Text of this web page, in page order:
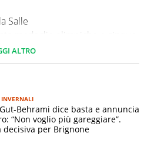
Salle
medaglie olimpiche e cinque
combinata a
nello slalom gigante a
di due Coppe del Mondo
ad essersi aggiudicata il
ALTRO
INVERNALI
Behrami dice basta e annuncia
“Non voglio più gareggiare”.
decisiva per Brignone